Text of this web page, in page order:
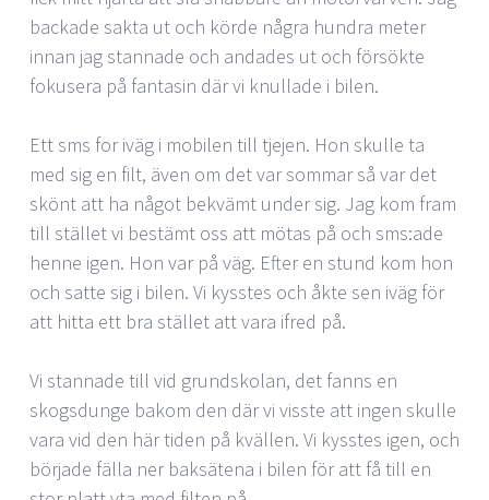
backade sakta ut och körde några hundra meter
innan jag stannade och andades ut och försökte
fokusera på fantasin där vi knullade i bilen.
Ett sms for iväg i mobilen till tjejen. Hon skulle ta
med sig en filt, även om det var sommar så var det
skönt att ha något bekvämt under sig. Jag kom fram
till stället vi bestämt oss att mötas på och sms:ade
henne igen. Hon var på väg. Efter en stund kom hon
och satte sig i bilen. Vi kysstes och åkte sen iväg för
att hitta ett bra stället att vara ifred på.
Vi stannade till vid grundskolan, det fanns en
skogsdunge bakom den där vi visste att ingen skulle
vara vid den här tiden på kvällen. Vi kysstes igen, och
började fälla ner baksätena i bilen för att få till en